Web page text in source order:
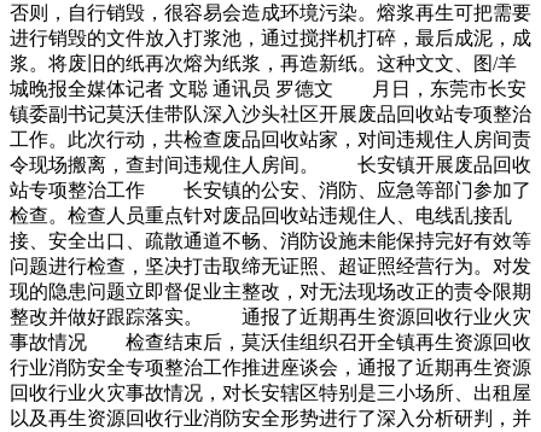
否则，自行销毁，很容易会造成环境污染。熔浆再生可把需要
进行销毁的文件放入打浆池，通过搅拌机打碎，最后成泥，成
浆。将废旧的纸再次熔为纸浆，再造新纸。这种文文、图/羊
城晚报全媒体记者 文聪 通讯员 罗德文 月日，东莞市长安
镇委副书记莫沃佳带队深入沙头社区开展废品回收站专项整治
工作。此次行动，共检查废品回收站家，对间违规住人房间责
令现场搬离，查封间违规住人房间。 长安镇开展废品回收
站专项整治工作 长安镇的公安、消防、应急等部门参加了
检查。检查人员重点针对废品回收站违规住人、电线乱接乱
接、安全出口、疏散通道不畅、消防设施未能保持完好有效等
问题进行检查，坚决打击取缔无证照、超证照经营行为。对发
现的隐患问题立即督促业主整改，对无法现场改正的责令限期
整改并做好跟踪落实。 通报了近期再生资源回收行业火灾
事故情况 检查结束后，莫沃佳组织召开全镇再生资源回收
行业消防安全专项整治工作推进座谈会，通报了近期再生资源
回收行业火灾事故情况，对长安辖区特别是三小场所、出租屋
以及再生资源回收行业消防安全形势进行了深入分析研判，并